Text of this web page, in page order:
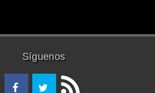
Síguenos